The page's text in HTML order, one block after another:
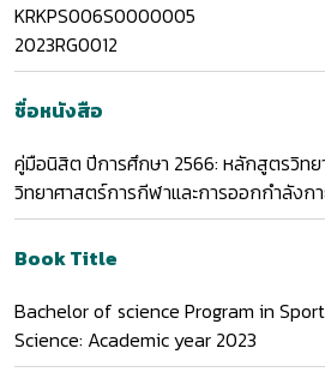
KRKPS006S0000005
2023RG0012
ชื่อหนังสือ
คู่มือนิสิต ปีการศึกษา 2566: หลักสูตรวิท
วิทยาศาสตร์การกีฬาและการออกกำลังก
Book Title
Bachelor of science Program in
Science: Academic year 2023